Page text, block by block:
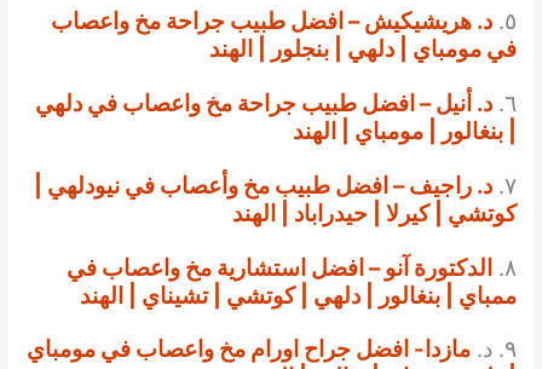
٥. د. هريشيكيش – افضل طبيب جراحة مخ واعصاب
في مومباي | دلهي | بنجلور | الهند
٦. د. أنيل – افضل طبيب جراحة مخ واعصاب في دلهي
| بنغالور | مومباي | الهند
٧. د. راجيف – افضل طبيب مخ وأعصاب في نيودلهي |
كوتشي | كيرلا | حيدراباد | الهند
٨. الدكتورة آنو – افضل استشارية مخ واعصاب في
ممباي | بنغالور | دلهي | كوتشي | تشيناي | الهند
٩. د.
مازدا- افضل جراح اورام مخ واعصاب في مومباي